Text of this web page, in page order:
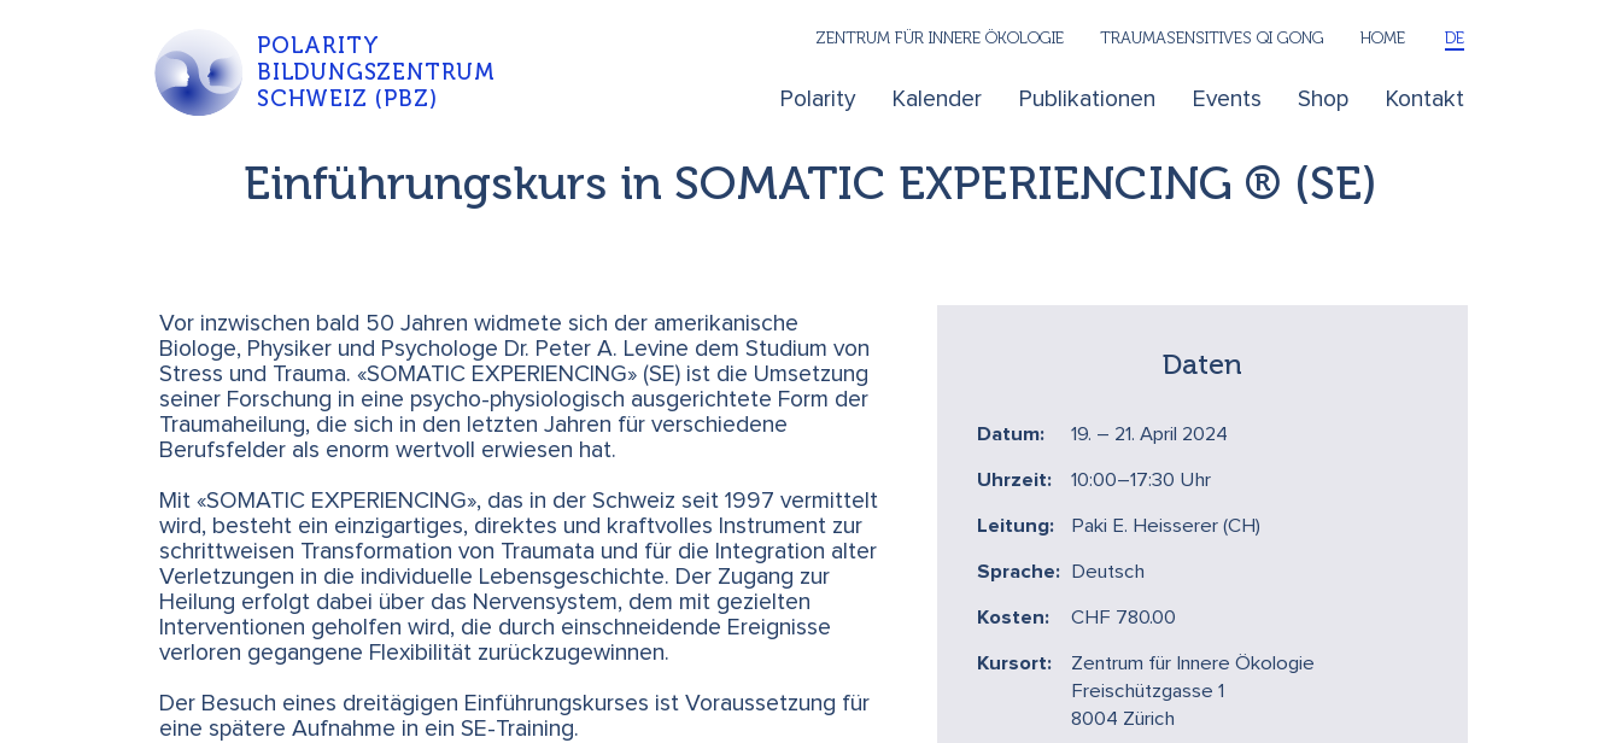
POLARITY
BILDUNGSZENTRUM
SCHWEIZ (PBZ)
Polarity Kalender Publikationen Events Shop Kontakt
ZENTRUM FÜR INNERE ÖKOLOGIE TRAUMASENSITIVES QI GONG HOME DE
Einführungskurs in SOMATIC EXPERIENCING ® (SE)
Daten
Datum: 19. – 21. April 2024
Uhrzeit: 10:00–17:30 Uhr
Leitung: Paki E. Heisserer (CH)
Sprache: Deutsch
Kosten: CHF 780.00
Kursort:
Zentrum für Innere Ökologie
Freischützgasse 1
8004 Zürich
Vor inzwischen bald 50 Jahren widmete sich der amerikanische
Biologe, Physiker und Psychologe Dr. Peter A. Levine dem Studium von
Stress und Trauma. «SOMATIC EXPERIENCING» (SE) ist die Umsetzung
seiner Forschung in eine psycho-physiologisch ausgerichtete Form der
Traumaheilung, die sich in den letzten Jahren für verschiedene
Berufsfelder als enorm wertvoll erwiesen hat.
Mit «SOMATIC EXPERIENCING», das in der Schweiz seit 1997 vermittelt
wird, besteht ein einzigartiges, direktes und kraftvolles Instrument zur
schrittweisen Transformation von Traumata und für die Integration alter
Verletzungen in die individuelle Lebensgeschichte. Der Zugang zur
Heilung erfolgt dabei über das Nervensystem, dem mit gezielten
Interventionen geholfen wird, die durch einschneidende Ereignisse
verloren gegangene Flexibilität zurückzugewinnen.
Der Besuch eines dreitägigen Einführungskurses ist Voraussetzung für
eine spätere Aufnahme in ein SE-Training.